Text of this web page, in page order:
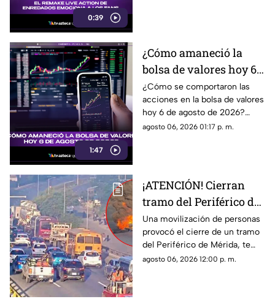
0:39
estos
1:47
¿Cómo amaneció la
bolsa de valores hoy 6
de agosto de 2026?
¿Cómo se comportaron las
acciones en la bolsa de valores
hoy 6 de agosto de 2026?
Encuentra todos los detalles
agosto 06, 2026 01:17 p. m.
¡ATENCIÓN! Cierran
tramo del Periférico de
Mérida; esta la razón y
las vías alternas
Una movilización de personas
provocó el cierre de un tramo
del Periférico de Mérida, te
contamos la razón y cuáles son
agosto 06, 2026 12:00 p. m.